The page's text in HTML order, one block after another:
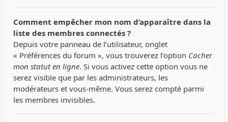
Comment empêcher mon nom d’apparaître dans la
liste des membres connectés ?
Depuis votre panneau de l’utilisateur, onglet
« Préférences du forum », vous trouverez l’option Cacher
mon statut en ligne. Si vous activez cette option vous ne
serez visible que par les administrateurs, les
modérateurs et vous-même. Vous serez compté parmi
les membres invisibles.